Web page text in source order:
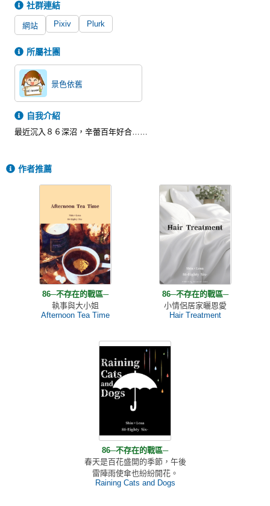
社群連結
網站 Pixiv Plurk
所屬社團
景色依舊
自我介紹
最近沉入８６深沼，辛蕾百年好合……
作者推薦
86─不存在的戰區─
執事與大小姐
Afternoon Tea Time
86─不存在的戰區─
小情侶居家曬恩愛
Hair Treatment
86─不存在的戰區─
春天是百花盛開的季節，午後
雷陣雨使傘也紛紛開花。
Raining Cats and Dogs